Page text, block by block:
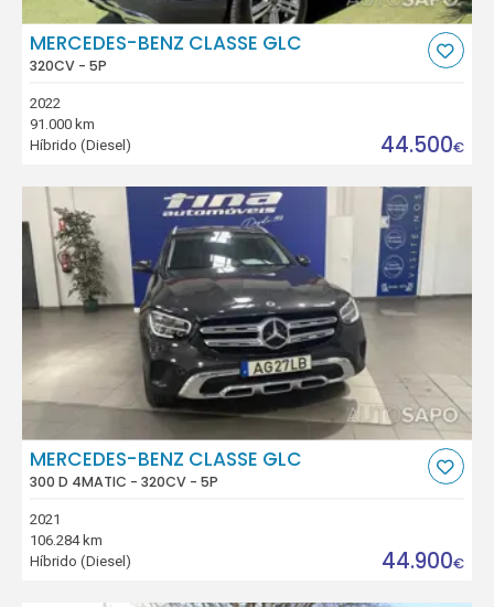
MERCEDES-BENZ CLASSE GLC
320CV - 5P
2022
91.000 km
Híbrido (Diesel)
44.500€
MERCEDES-BENZ CLASSE GLC
300 D 4MATIC - 320CV - 5P
2021
106.284 km
Híbrido (Diesel)
44.900€